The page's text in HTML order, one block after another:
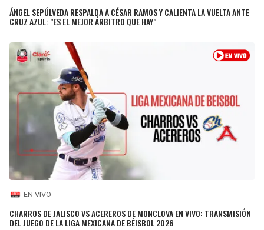
ÁNGEL SEPÚLVEDA RESPALDA A CÉSAR RAMOS Y CALIENTA LA VUELTA ANTE
CRUZ AZUL: "ES EL MEJOR ÁRBITRO QUE HAY"
EN VIVO
CHARROS DE JALISCO VS ACEREROS DE MONCLOVA EN VIVO: TRANSMISIÓN
DEL JUEGO DE LA LIGA MEXICANA DE BÉISBOL 2026